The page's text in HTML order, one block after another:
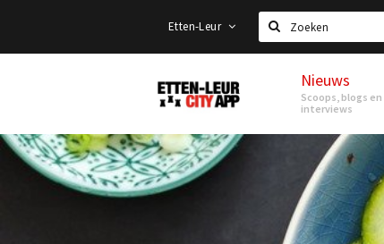
Etten-Leur
Zoeken
Etten-
Leur
Nieuws
Scoops, blogs en
interviews